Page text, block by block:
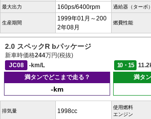
最大出力 160ps/6400rpm 過給器（ターボ）
生産期間
1999年01月～200
2年08月
燃費性能
2.0 スペックR bパッケージ
新車時価格244万円(税抜)
JC08
-km/L 10・15
満タンでどこまで走る？
-km
満タ
排気量 1998cc
使用燃料
エンジン